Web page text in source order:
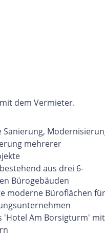
dem Vermieter.
Sanierung,
mehrerer
aus drei 6-
Bürogebäuden
moderne Büroflächen für
'Hotel Am Borsigturm' mit